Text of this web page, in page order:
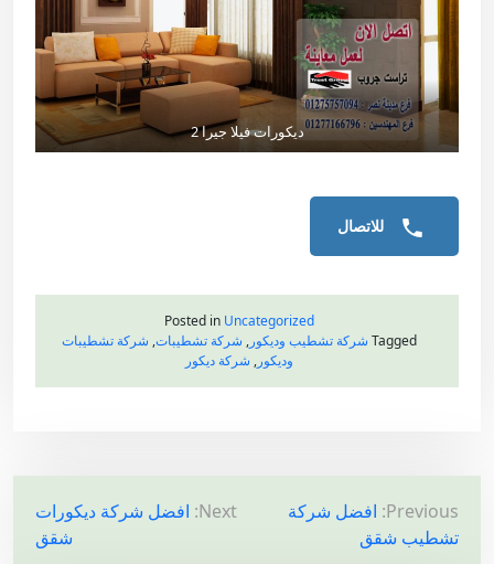
ديكورات فيلا جيرا 2
للاتصال
Posted in Uncategorized
Tagged شركة تشطيب وديكور, شركة تشطيبات, شركة تشطيبات
وديكور, شركة ديكور
ت
ص
Previous: افضل شركة
تشطيب شقق
Next: افضل شركة ديكورات
شقق